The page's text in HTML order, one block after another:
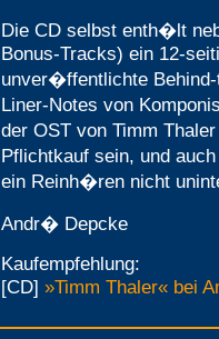
Die CD selbst enth�lt
Bonus-Tracks) ein 12-
unver�ffentlichte
Liner-Notes von
der OST von Timm
Pflichtkauf sein, und
ein Reinh�ren nicht
Andr� Depcke
Kaufempfehlung:
[CD] »Timm Thaler« bei